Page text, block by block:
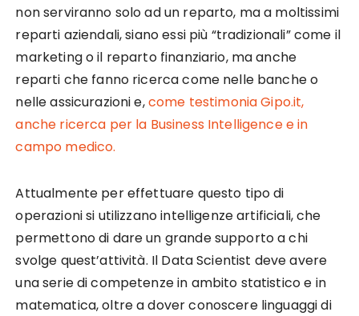
non serviranno solo ad un reparto, ma a moltissimi
reparti aziendali, siano essi più “tradizionali” come il
marketing o il reparto finanziario, ma anche
reparti che fanno ricerca come nelle banche o
nelle assicurazioni e,come testimonia Gipo.it,
anche ricerca per la Business Intelligence e in
campo medico.
Attualmente per effettuare questo tipo di
operazioni si utilizzano intelligenze artificiali, che
permettono di dare un grande supporto a chi
svolge quest’attività. Il Data Scientist deve avere
una serie di competenze in ambito statistico e in
matematica, oltre a dover conoscere linguaggi di